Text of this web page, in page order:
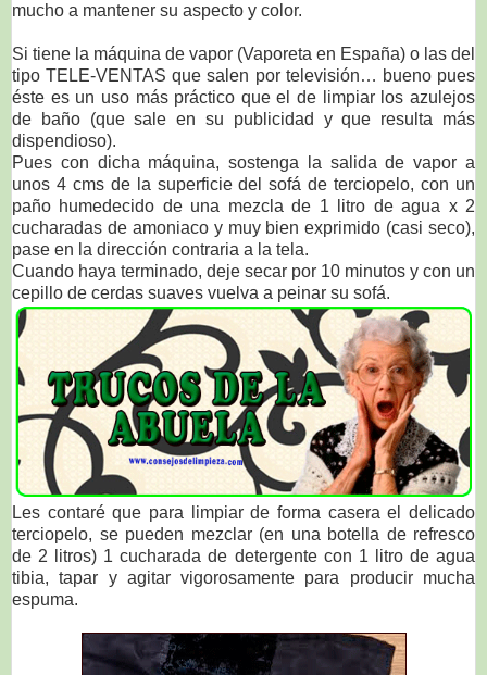
mucho a mantener su aspecto y color.
Si tiene la máquina de vapor (Vaporeta en España) o las del
tipo TELE-VENTAS que salen por televisión… bueno pues
éste es un uso más práctico que el de limpiar los azulejos
de baño (que sale en su publicidad y que resulta más
dispendioso).
Pues con dicha máquina, sostenga la salida de vapor a
unos 4 cms de la superficie del sofá de terciopelo, con un
paño humedecido de una mezcla de 1 litro de agua x 2
cucharadas de amoniaco y muy bien exprimido (casi seco),
pase en la dirección contraria a la tela.
Cuando haya terminado, deje secar por 10 minutos y con un
cepillo de cerdas suaves vuelva a peinar su sofá.
Les contaré que para limpiar de forma casera el delicado
terciopelo, se pueden mezclar (en una botella de refresco
de 2 litros) 1 cucharada de detergente con 1 litro de agua
tibia, tapar y agitar vigorosamente para producir mucha
espuma.